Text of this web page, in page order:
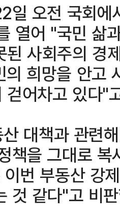
일 오전 국회
열어 "국민 삶
된 사회주의 경
의 희망을 안고
걷어차고 있다"
대책과 관련
책을 그대로
번 부동산 강
것 같다"고 비